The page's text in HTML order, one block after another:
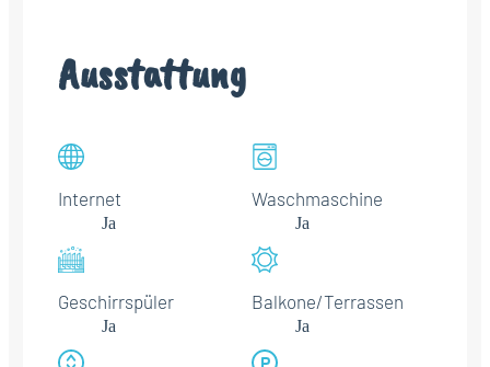
Ausstattung
Internet
Ja
Waschmaschine
Ja
Geschirrspüler
Ja
Balkone/Terrassen
Ja